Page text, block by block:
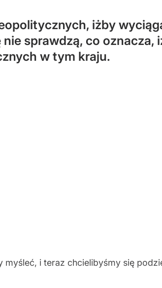
iżby
sprawdzą, co oznacza,
w tym kraju.
i teraz chcielibyśmy się